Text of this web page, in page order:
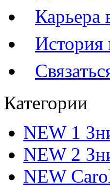
Карьера
История
Категории
NEW 1
NEW 2
NEW